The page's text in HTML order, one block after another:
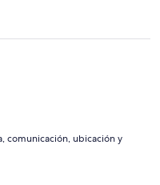
comunicación, ubicación y